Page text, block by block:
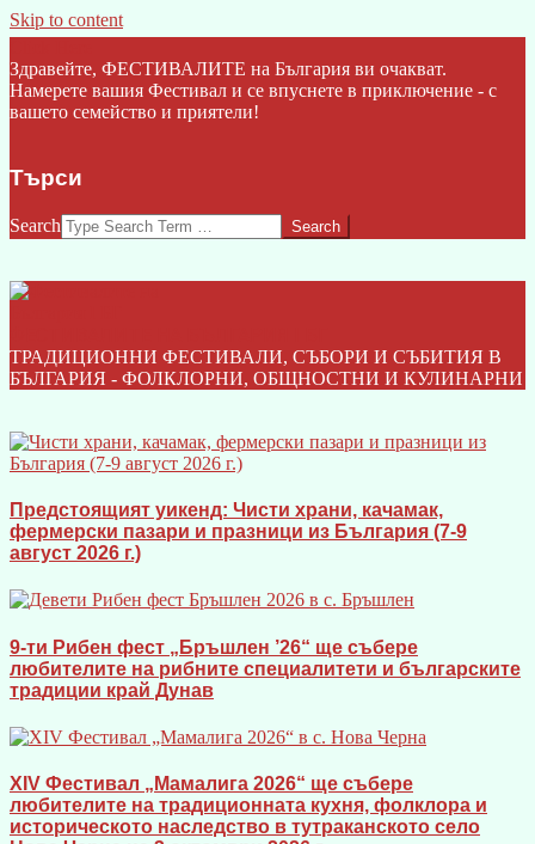
Skip to content
Здравейте, ФЕСТИВАЛИТЕ на България ви очакват.
Намерете вашия Фестивал и се впуснете в приключение - с
вашето семейство и приятели!
Търси
Search
ТРАДИЦИОННИ ФЕСТИВАЛИ, СЪБОРИ И СЪБИТИЯ В
БЪЛГАРИЯ - ФОЛКЛОРНИ, ОБЩНОСТНИ И КУЛИНАРНИ
Предстоящият уикенд: Чисти храни, качамак,
фермерски пазари и празници из България (7-9
август 2026 г.)
9-ти Рибен фест „Бръшлен ’26“ ще събере
любителите на рибните специалитети и българските
традиции край Дунав
XIV Фестивал „Мамалига 2026“ ще събере
любителите на традиционната кухня, фолклора и
историческото наследство в тутраканското село